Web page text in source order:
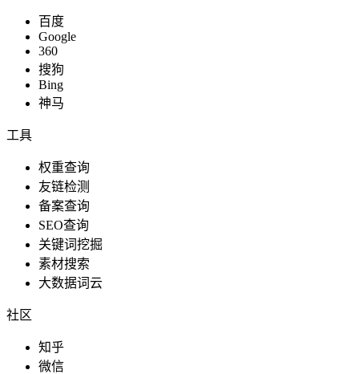
百度
Google
360
搜狗
Bing
神马
工具
权重查询
友链检测
备案查询
SEO查询
关键词挖掘
素材搜索
大数据词云
社区
知乎
微信